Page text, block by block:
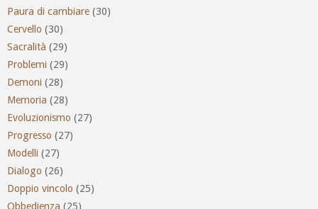
Paura di cambiare (30)
Cervello (30)
Sacralità (29)
Problemi (29)
Demoni (28)
Memoria (28)
Evoluzionismo (27)
Progresso (27)
Modelli (27)
Dialogo (26)
Doppio vincolo (25)
Obbedienza (25)